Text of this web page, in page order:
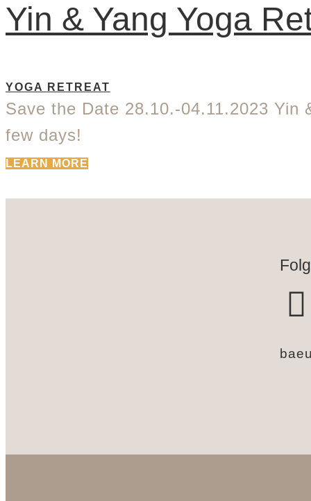
Yin & Yang Yoga
YOGA RETREAT
Save the Date 28.10.-04.11.2023
few days!
LEARN MORE